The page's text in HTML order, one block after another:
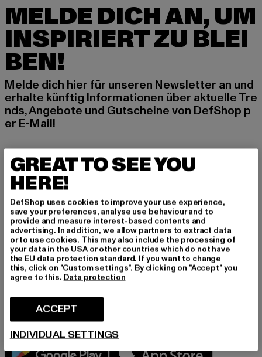
MELDE DICH AN, UM
INSPIRIERT ZU BLEI
BEN!
Melde dich hier für unseren Newsletter an und
erhalte künftig Informationen über aktuelle Tre
nds, Angebote und Gutscheine von DefShop p
er E-Mail!
An welchen Produkten bist du interessiert?
MÄNNER
FRAUEN
E-MAIL
ANMELDEN
Informationen dazu, wie DefShop mit Deinen Daten umgeht, findest Du
abmelden.Datenschutzerklärung lesen.
Play market
GREAT TO SEE YOU
HERE!
DefShop uses cookies to improve your use experience,
save your preferences, analyse use behaviour and to
provide and measure interest-based contents and
advertising. In addition, we allow partners to extract data
or to use cookies. This may also include the processing of
your data in the USA or other countries which do not have
the EU data protection standard. If you want to change
this, click on "Custom settings". By clicking on "Accept" you
agree to this. Data protection
ACCEPT
INDIVIDUAL SETTINGS